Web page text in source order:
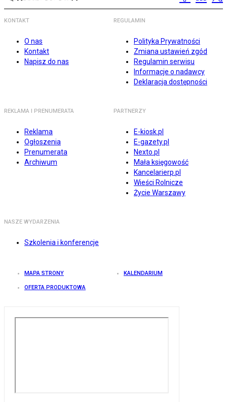
KONTAKT
O nas
Kontakt
Napisz do nas
REGULAMIN
Polityka Prywatności
Zmiana ustawień zgód
Regulamin serwisu
Informacje o nadawcy
Deklaracja dostępności
REKLAMA I PRENUMERATA
Reklama
Ogłoszenia
Prenumerata
Archiwum
PARTNERZY
E-kiosk.pl
E-gazety.pl
Nexto.pl
Mała księgowość
Kancelarierp.pl
Wieści Rolnicze
Życie Warszawy
NASZE WYDARZENIA
Szkolenia i konferencje
MAPA STRONY KALENDARIUM
OFERTA PRODUKTOWA